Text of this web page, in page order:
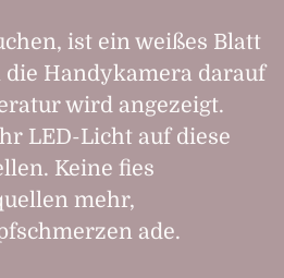
ist ein weißes Blatt
die Handykamera darauf
wird angezeigt.
LED-Licht auf diese
Keine fies
mehr,
ade.